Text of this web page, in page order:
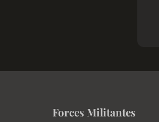
Forces Militantes